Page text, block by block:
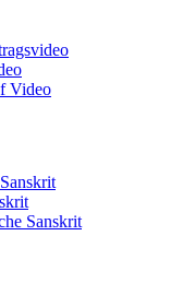
Video
Sanskrit